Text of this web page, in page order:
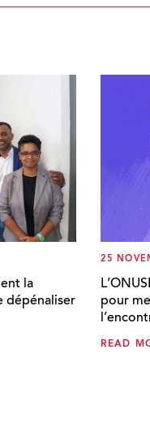
la
dépénaliser
25
pour
READ